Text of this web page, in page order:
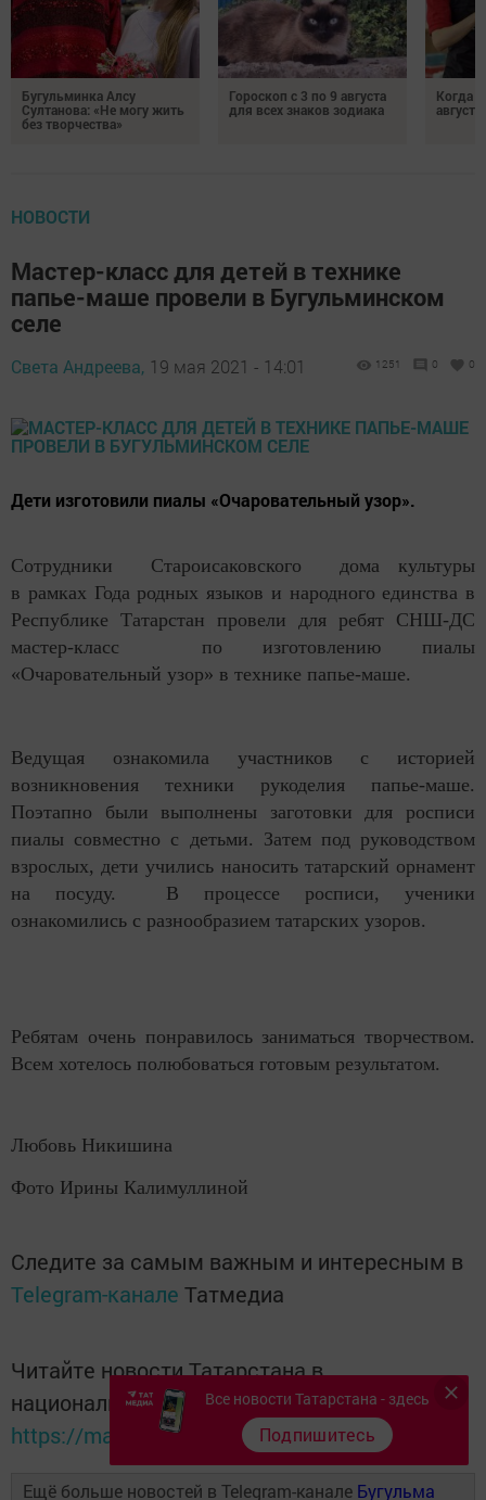
Бугульминка Алсу
Султанова: «Не могу жить
без творчества»
Гороскоп с 3 по 9 августа
для всех знаков зодиака
Когда
НОВОСТИ
Мастер-класс для детей в технике
папье-маше провели в Бугульминском
селе
Света Андреева, 19 мая 2021 - 14:01 1251 0 0
Дети изготовили пиалы «Очаровательный узор».
Сотрудники Староисаковского дома культуры
в рамках Года родных языков и народного единства в
Республике Татарстан провели для ребят СНШ-ДС
мастер-класс по изготовлению пиалы
«Очаровательный узор» в технике папье-маше.
Ведущая ознакомила участников с историей
возникновения техники рукоделия папье-маше.
Поэтапно были выполнены заготовки для росписи
пиалы совместно с детьми. Затем под руководством
взрослых, дети учились наносить татарский орнамент
на посуду. В процессе росписи, ученики
ознакомились с разнообразием татарских узоров.
Ребятам очень понравилось заниматься творчеством.
Всем хотелось полюбоваться готовым результатом.
Любовь Никишина
Фото Ирины Калимуллиной
Следите за самым важным и интересным в
Telegram-канале Татмедиа
Читайте новости Татарстана в
национальном мессенджере MАХ:
https://max.ru/tatmedia
Ещё больше новостей в Telegram-канале Бугульма
Все новости Татарстана - здесь
Подпишитесь